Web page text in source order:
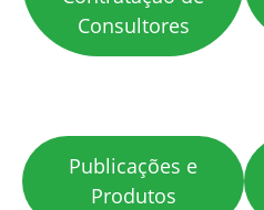
Consultores
Publicações e
Produtos